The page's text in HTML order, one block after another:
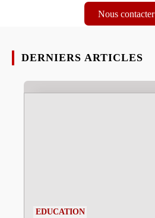
Nous contacter
DERNIERS ARTICLES
EDUCATION